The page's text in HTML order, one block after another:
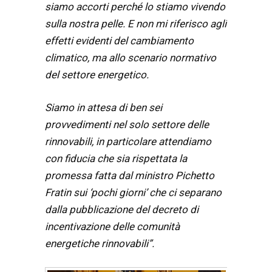
siamo accorti perché lo stiamo vivendo
sulla nostra pelle. E non mi riferisco agli
effetti evidenti del cambiamento
climatico, ma allo scenario normativo
del settore energetico.
Siamo in attesa di ben sei
provvedimenti nel solo settore delle
rinnovabili, in particolare attendiamo
con fiducia che sia rispettata la
promessa fatta dalministro Pichetto
Fratin sui ‘pochi giorni’ che ci separano
dalla pubblicazione del decreto di
incentivazione delle comunità
energetiche rinnovabili”.